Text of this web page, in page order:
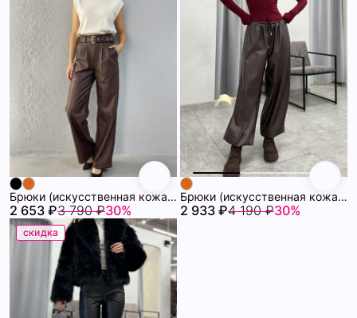
Брюки (искусственная кожа) 72460859\1013
2 653 ₽3 790 ₽30%
Брюки (искусственная кожа) 72460768\1013
2 933 ₽4 190 ₽30%
скидка